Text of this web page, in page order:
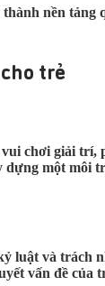
nền
trẻ
chơi giải
một
và trách
vấn đề của